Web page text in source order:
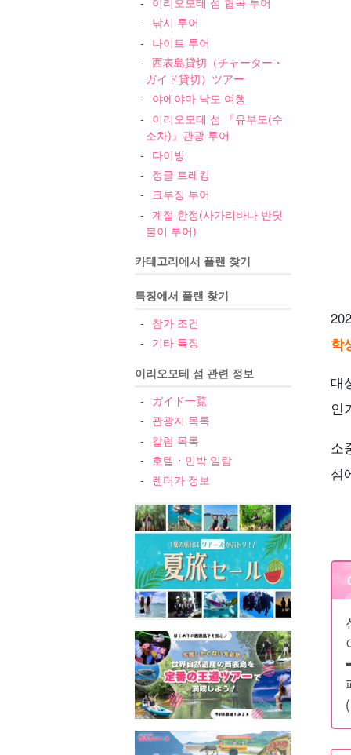
낚시 투어
나이트 투어
西表島貸切（チャーター・
ガイド貸切）ツアー
야에야마 낙도 여행
이리오모테 섬 『유부도(수
소차)』관광 투어
다이빙
정글 트레킹
크루징 투어
계절 한정(사가리바나 반딧
불이 투어)
카테고리에서 플랜 찾기
특징에서 플랜 찾기
참가 조건
기타 특징
이리오모테 섬 관련 정보
ガイド一覧
관광지 목록
칼럼 목록
호텔・민박 일람
렌터카 정보
학
대
인
소
섬